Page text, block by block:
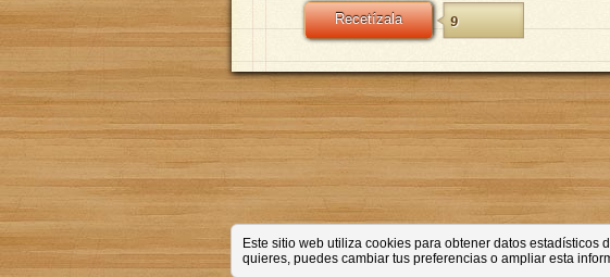
Este sitio web utiliza cookies para obtener datos
quieres, puedes cambiar tus preferencias o ampliar esta
Recetízala 9